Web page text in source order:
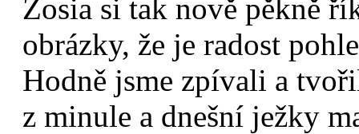
Zosia si tak nově pěkně
obrázky, že je radost
Hodně jsme zpívali a
z minule a dnešní ježky